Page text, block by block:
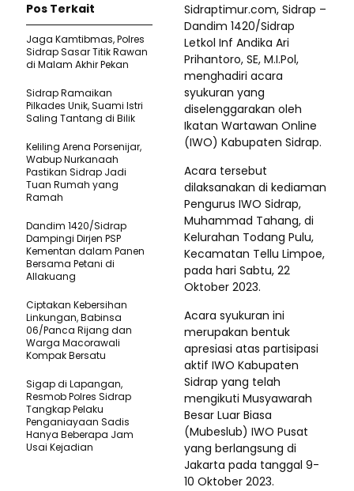
Sidraptimur.com, Sidrap –
Dandim 1420/Sidrap
Letkol Inf Andika Ari
Prihantoro, SE, M.I.Pol,
menghadiri acara
syukuran yang
diselenggarakan oleh
Ikatan Wartawan Online
(IWO) Kabupaten Sidrap.
Acara tersebut
dilaksanakan di kediaman
Pengurus IWO Sidrap,
Muhammad Tahang, di
Kelurahan Todang Pulu,
Kecamatan Tellu Limpoe,
pada hari Sabtu, 22
Oktober 2023.
Acara syukuran ini
merupakan bentuk
apresiasi atas partisipasi
aktif IWO Kabupaten
Sidrap yang telah
mengikuti Musyawarah
Besar Luar Biasa
(Mubeslub) IWO Pusat
yang berlangsung di
Jakarta pada tanggal 9-
10 Oktober 2023.
Pos Terkait
Jaga Kamtibmas, Polres
Sidrap Sasar Titik Rawan
di Malam Akhir Pekan
Sidrap Ramaikan
Pilkades Unik, Suami Istri
Saling Tantang di Bilik
Keliling Arena Porsenijar,
Wabup Nurkanaah
Pastikan Sidrap Jadi
Tuan Rumah yang
Ramah
Dandim 1420/Sidrap
Dampingi Dirjen PSP
Kementan dalam Panen
Bersama Petani di
Allakuang
Ciptakan Kebersihan
Linkungan, Babinsa
06/Panca Rijang dan
Warga Macorawali
Kompak Bersatu
Sigap di Lapangan,
Resmob Polres Sidrap
Tangkap Pelaku
Penganiayaan Sadis
Hanya Beberapa Jam
Usai Kejadian